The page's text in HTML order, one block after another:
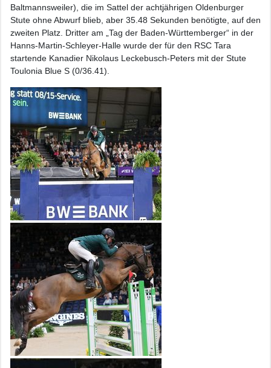
Baltmannsweiler), die im Sattel der achtjährigen Oldenburger
Stute ohne Abwurf blieb, aber 35.48 Sekunden benötigte, auf den
zweiten Platz. Dritter am „Tag der Baden-Württemberger“ in der
Hanns-Martin-Schleyer-Halle wurde der für den RSC Tara
startende Kanadier Nikolaus Leckebusch-Peters mit der Stute
Toulonia Blue S (0/36.41).